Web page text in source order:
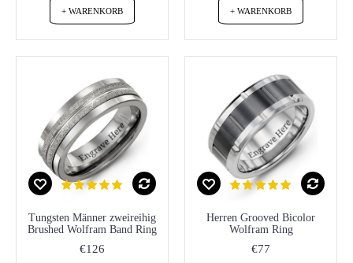
+ WARENKORB + WARENKORB
Tungsten Männer zweireihig
Brushed Wolfram Band Ring
€126
Herren Grooved Bicolor
Wolfram Ring
€77